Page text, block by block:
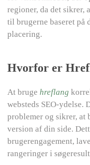
regioner, da det sikrer,
til brugerne baseret på
placering.
Hvorfor er
At bruge hreflang
websteds SEO-
problemer og sikrer, at
version af din side.
brugerengagement,
rangeringer i